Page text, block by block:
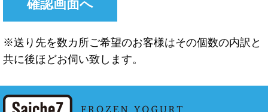
※送り先を数カ所ご希望のお客様はその個数の内訳と
共に後ほどお伺い致します。